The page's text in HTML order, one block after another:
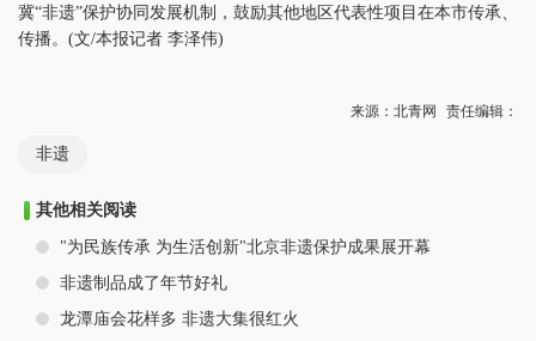
冀“非遗”保护协同发展机制，鼓励其他地区代表性项目在本市传承、
传播。(文/本报记者 李泽伟)
来源：北青网 责任编辑：
非遗
其他相关阅读
"为民族传承 为生活创新"北京非遗保护成果展开幕
非遗制品成了年节好礼
龙潭庙会花样多 非遗大集很红火